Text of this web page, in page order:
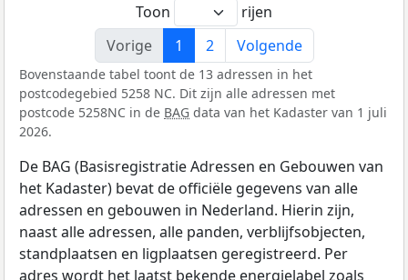
Toon
rijen
Vorige
1 2 Volgende
Bovenstaande tabel toont de 13 adressen in het
postcodegebied 5258 NC. Dit zijn alle adressen met
postcode 5258NC in de BAG data van het Kadaster van 1 juli
2026.
De BAG (Basisregistratie Adressen en Gebouwen van
het Kadaster) bevat de officiële gegevens van alle
adressen en gebouwen in Nederland. Hierin zijn,
naast alle adressen, alle panden, verblijfsobjecten,
standplaatsen en ligplaatsen geregistreerd. Per
adres wordt het laatst bekende energielabel zoals